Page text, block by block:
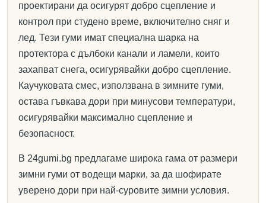
проектирани да осигурят добро сцепление и
контрол при студено време, включително сняг и
лед. Тези гуми имат специална шарка на
протектора с дълбоки канали и ламели, които
захапват снега, осигурявайки добро сцепление.
Каучуковата смес, използвана в зимните гуми,
остава гъвкава дори при минусови температури,
осигурявайки максимално сцепление и
безопасност.
В 24gumi.bg предлагаме широка гама от размери
зимни гуми от водещи марки, за да шофирате
уверено дори при най-суровите зимни условия.